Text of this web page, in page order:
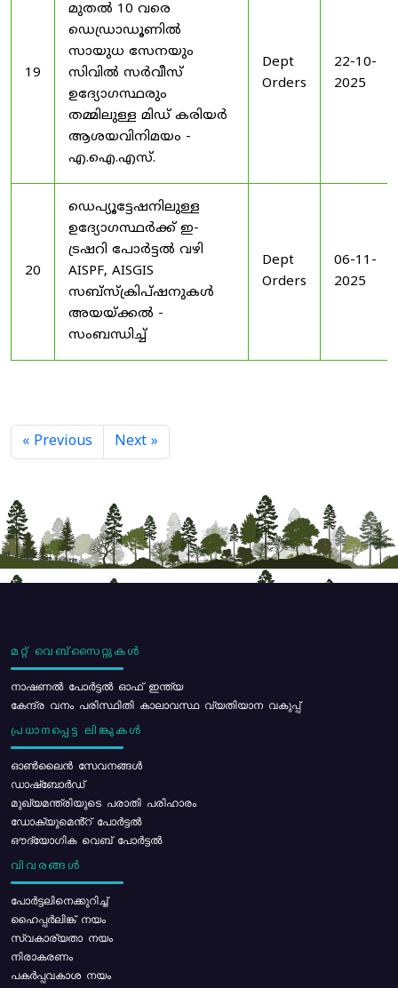
19
മുതൽ 10 വരെ
ഡെഡ്രാഡൂണിൽ
സായുധ സേനയും
സിവിൽ സർവീസ്
ഉദ്യോഗസ്ഥരും
തമ്മിലുള്ള മിഡ് കരിയർ
ആശയവിനിമയം -
എ.ഐ.എസ്.
Dept
Orders
22-10-
2025
20
ഡെപ്യൂട്ടേഷനിലുള്ള
ഉദ്യോഗസ്ഥർക്ക് ഇ-
ട്രഷറി പോർട്ടൽ വഴി
AISPF, AISGIS
സബ്‌സ്‌ക്രിപ്‌ഷനുകൾ
അയയ്ക്കൽ -
സംബന്ധിച്ച്
Dept
Orders
06-11-
2025
« Previous Next »
മറ്റ് വെബ്സൈറ്റുകൾ
നാഷണൽ പോർട്ടൽ ഓഫ് ഇന്ത്യ
കേന്ദ്ര വനം പരിസ്ഥിതി കാലാവസ്ഥ വ്യതിയാന വകുപ്പ്
പ്രധാനപ്പെട്ട ലിങ്കുകൾ
ഓൺലൈൻ സേവനങ്ങൾ
ഡാഷ്ബോർഡ്
മുഖ്യമന്ത്രിയുടെ പരാതി പരിഹാരം
ഡോക്യുമെൻ്റ് പോർട്ടൽ
ഔദ്യോഗിക വെബ് പോർട്ടൽ
വിവരങ്ങൾ
പോര്‍ട്ടലിനെക്കുറിച്ച്
ഹൈപ്പർലിങ്ക് നയം
സ്വകാര്യതാ നയം
നിരാകരണം
പകർപ്പവകാശ നയം